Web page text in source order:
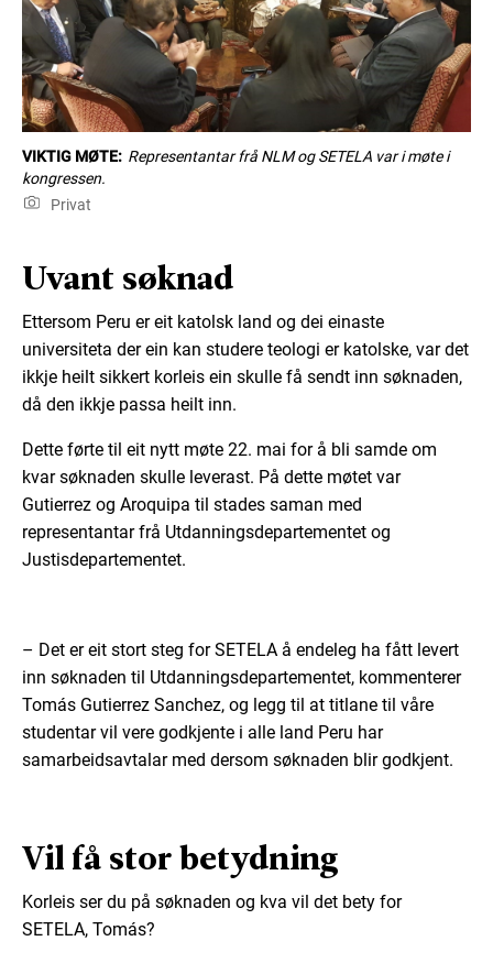
VIKTIG MØTE: Representantar frå NLM og SETELA var i møte i
kongressen.
Privat
Uvant søknad
Ettersom Peru er eit katolsk land og dei einaste
universiteta der ein kan studere teologi er katolske, var det
ikkje heilt sikkert korleis ein skulle få sendt inn søknaden,
då den ikkje passa heilt inn.
Dette førte til eit nytt møte 22. mai for å bli samde om
kvar søknaden skulle leverast. På dette møtet var
Gutierrez og Aroquipa til stades saman med
representantar frå Utdanningsdepartementet og
Justisdepartementet.
– Det er eit stort steg for SETELA å endeleg ha fått levert
inn søknaden til Utdanningsdepartementet, kommenterer
Tomás Gutierrez Sanchez, og legg til at titlane til våre
studentar vil vere godkjente i alle land Peru har
samarbeidsavtalar med dersom søknaden blir godkjent.
Vil få stor betydning
Korleis ser du på søknaden og kva vil det bety for
SETELA, Tomás?